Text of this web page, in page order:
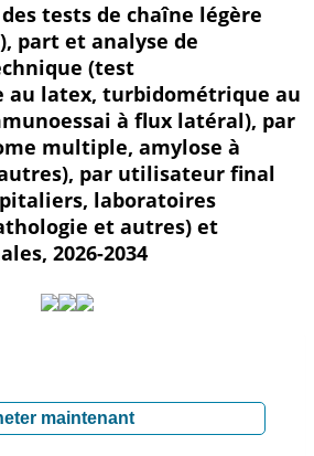
tests de chaîne légère
part et analyse de
(test
au latex, turbidométrique au
à flux latéral), par
multiple, amylose à
par utilisateur final
laboratoires
et autres) et
2026-2034
maintenant